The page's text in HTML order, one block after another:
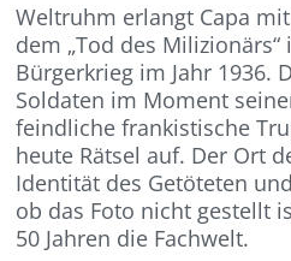
Weltruhm erlangt Capa
dem „Tod des Milizionärs“
Bürgerkrieg im Jahr 1936.
Soldaten im Moment
feindliche frankistische
heute Rätsel auf. Der Ort
Identität des Getöteten
ob das Foto nicht gestellt
50 Jahren die Fachwelt.